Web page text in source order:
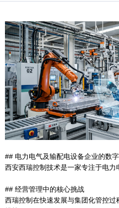
## 电力电气及输配电设备企业的数
西安西瑞控制技术是一家专注于电力
## 经营管理中的核心挑战
西瑞控制在快速发展与集团化管控